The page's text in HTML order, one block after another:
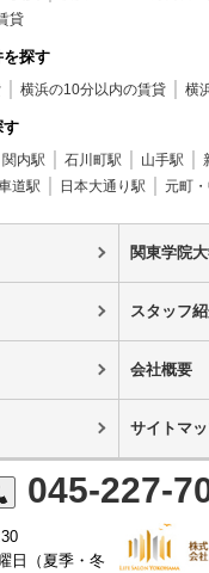
貸
を探す
横浜の10分以内の賃貸 横
す
関内駅 石川町駅 山手駅
道駅 日本大通り駅 元町
関東学院
スタッフ
会社概要
サイトマ
045-227-
日（夏季・冬